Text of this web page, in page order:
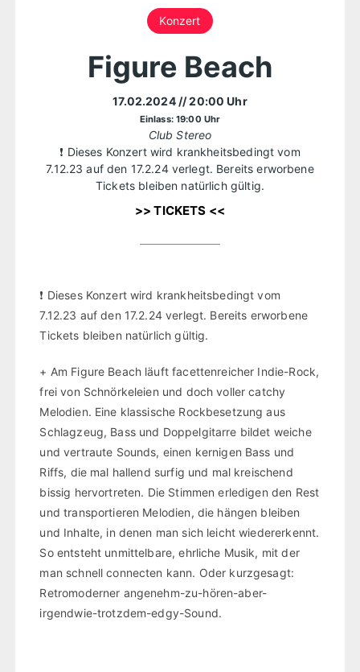
Konzert
Figure Beach
17.02.2024 // 20:00 Uhr
Einlass: 19:00 Uhr
Club Stereo
❗ Dieses Konzert wird krankheitsbedingt vom
7.12.23 auf den 17.2.24 verlegt. Bereits erworbene
Tickets bleiben natürlich gültig.
>> TICKETS <<
❗ Dieses Konzert wird krankheitsbedingt vom
7.12.23 auf den 17.2.24 verlegt. Bereits erworbene
Tickets bleiben natürlich gültig.
+ Am Figure Beach läuft facettenreicher Indie-Rock,
frei von Schnörkeleien und doch voller catchy
Melodien. Eine klassische Rockbesetzung aus
Schlagzeug, Bass und Doppelgitarre bildet weiche
und vertraute Sounds, einen kernigen Bass und
Riffs, die mal hallend surfig und mal kreischend
bissig hervortreten. Die Stimmen erledigen den Rest
und transportieren Melodien, die hängen bleiben
und Inhalte, in denen man sich leicht wiedererkennt.
So entsteht unmittelbare, ehrliche Musik, mit der
man schnell connecten kann. Oder kurzgesagt:
Retromoderner angenehm-zu-hören-aber-
irgendwie-trotzdem-edgy-Sound.